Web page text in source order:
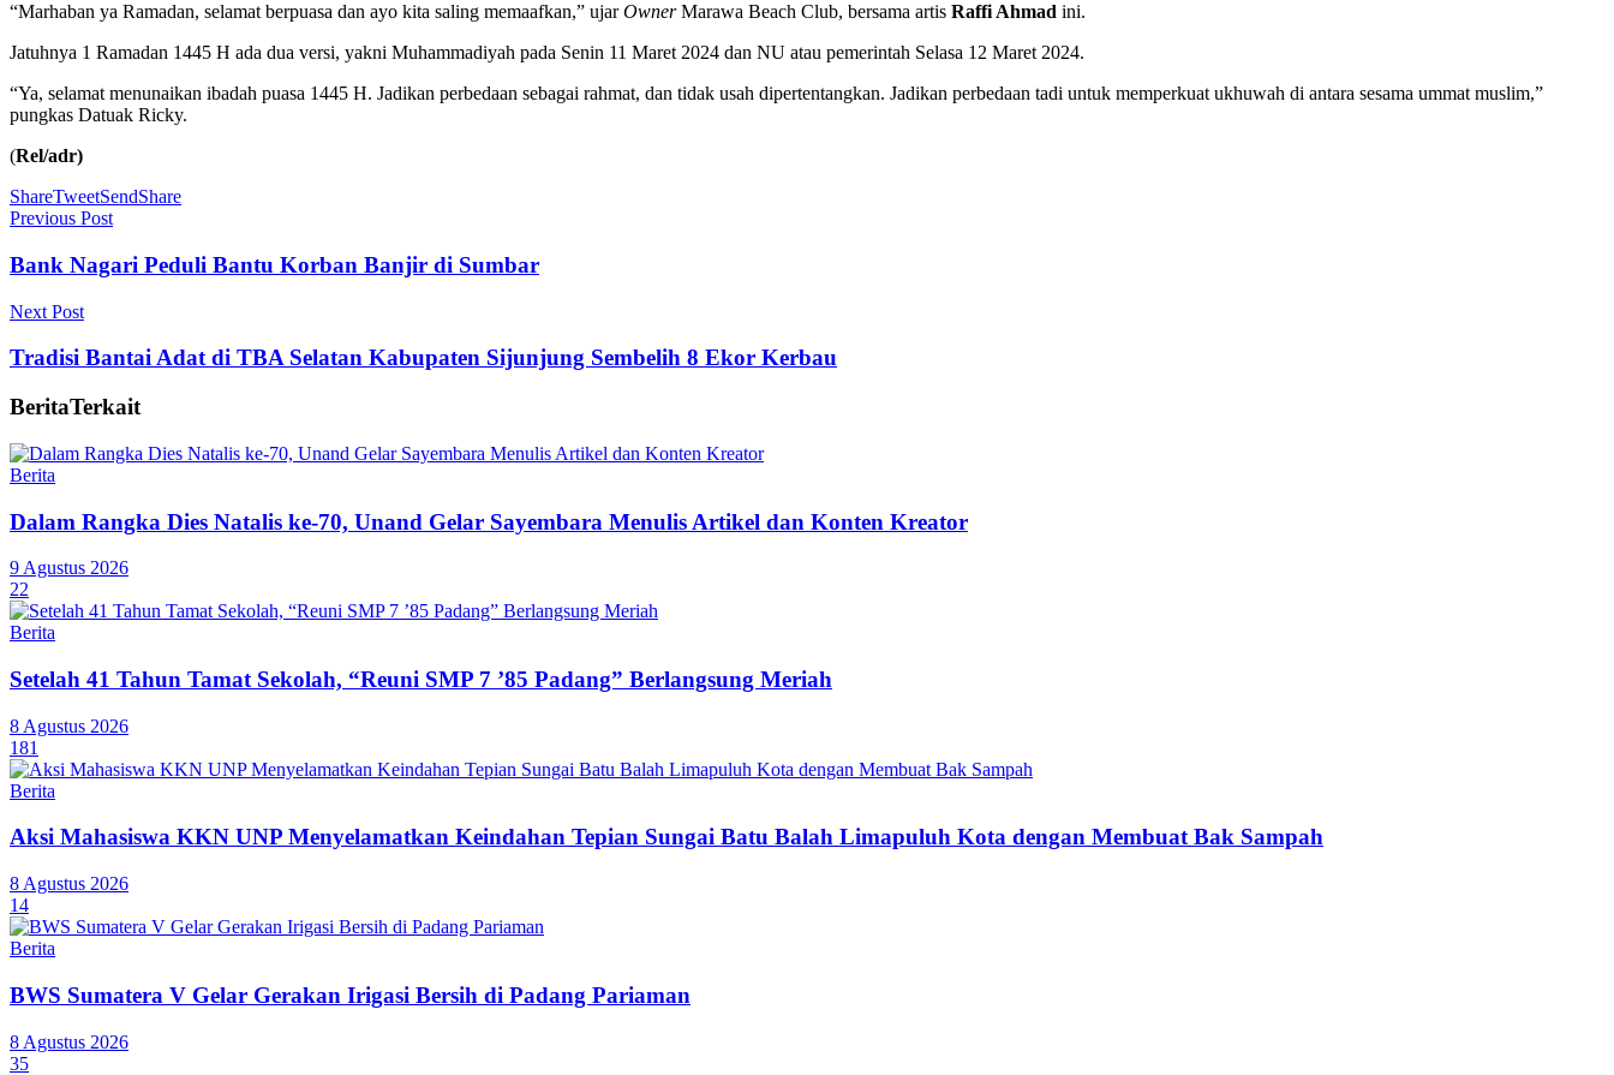
“Marhaban ya Ramadan, selamat berpuasa dan ayo kita saling memaafkan,” ujarOwnerMarawa Beach Club, bersama artis Raffi Ahmad ini.
Jatuhnya 1 Ramadan 1445 H ada dua versi, yakni Muhammadiyah pada Senin 11 Maret 2024 dan NU atau pemerintah Selasa 12 Maret 2024.
“Ya, selamat menunaikan ibadah puasa 1445 H. Jadikan perbedaan sebagai rahmat, dan tidak usah dipertentangkan. Jadikan perbedaan tadi untuk memperkuat ukhuwah di antara sesama ummat muslim,”
pungkas Datuak Ricky.
(Rel/adr)
ShareTweetSendShare
Previous Post
Bank Nagari Peduli Bantu Korban Banjir di Sumbar
Next Post
Tradisi Bantai Adat di TBA Selatan Kabupaten Sijunjung Sembelih 8 Ekor Kerbau
BeritaTerkait
Berita
Dalam Rangka Dies Natalis ke-70, Unand Gelar Sayembara Menulis Artikel dan Konten Kreator
9 Agustus 2026
22
Berita
Setelah 41 Tahun Tamat Sekolah, “Reuni SMP 7 ’85 Padang” Berlangsung Meriah
8 Agustus 2026
181
Berita
Aksi Mahasiswa KKN UNP Menyelamatkan Keindahan Tepian Sungai Batu Balah Limapuluh Kota dengan Membuat Bak Sampah
8 Agustus 2026
14
Berita
BWS Sumatera V Gelar Gerakan Irigasi Bersih di Padang Pariaman
8 Agustus 2026
35